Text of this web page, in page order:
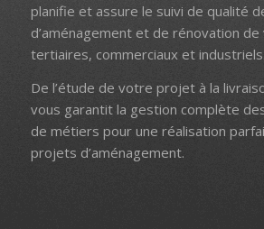
planifie et assure le suivi de qualité
d’aménagement et de rénovation de
tertiaires, commerciaux et industriels.
De l’étude de votre projet à la
vous garantit la gestion complète
de métiers pour une réalisation
projets d’aménagement.